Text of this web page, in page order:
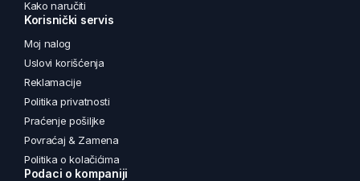
Kako naručiti
Korisnički servis
Moj nalog
Uslovi korišćenja
Reklamacije
Politika privatnosti
Praćenje pošiljke
Povraćaj & Zamena
Politika o kolačićima
Podaci o kompaniji